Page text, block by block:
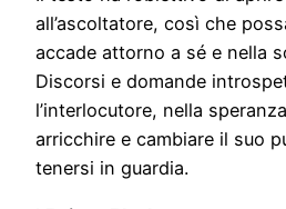
all’ascoltatore, così che
accade attorno a sé e nella
Discorsi e domande
l’interlocutore, nella
arricchire e cambiare il suo
tenersi in guardia.